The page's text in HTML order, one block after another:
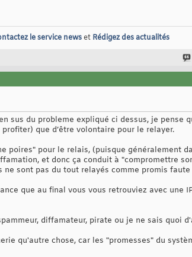
le service newset Rédigez des actualités
sus du probleme expliqué ci dessus, je pense
que d’être volontaire pour le relayer.
poires" pour le relais, (puisque généralement
et donc ça conduit à "compromettre
sont pas du tout relayés comme promis faute
que au final vous vous retrouviez avec une
diffamateur, pirate ou je ne sais quoi
qu'autre chose, car les "promesses" du